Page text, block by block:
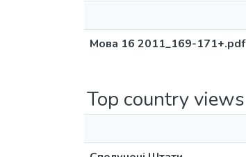
Мова 16 2011_169-171+.pdf
Top country views